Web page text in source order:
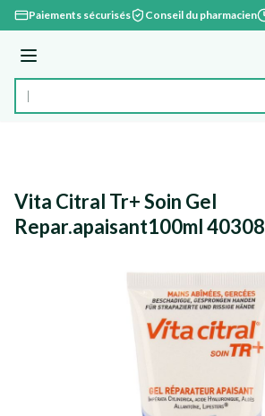
Aller au contenu
Paiements sécurisés Conseil du pharmacien
Menu
Rechercher
Vita Citral Tr+ Soin Gel
Repar.apaisant100ml 40308